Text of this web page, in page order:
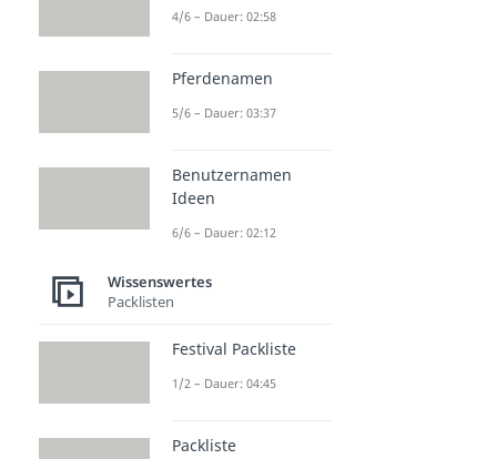
4/6 – Dauer: 02:58
Pferdenamen
5/6 – Dauer: 03:37
Benutzernamen
Ideen
6/6 – Dauer: 02:12
Wissenswertes
Packlisten
Festival Packliste
1/2 – Dauer: 04:45
Packliste